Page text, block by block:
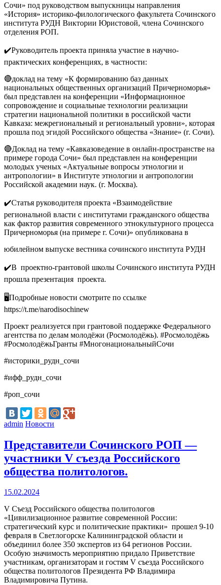
Сочи» под руководством выпускницы направления
«История» историко-филологического факультета Сочинского
института РУДН Виктории Юристовой, члена Сочинского
отделения РОП.
✔️Руководитель проекта приняла участие в научно-
практических конференциях, в частности:
🔴доклад на тему «К формированию баз данных
национальных общественных организаций Причерноморья»
был представлен на конференции «Информационное
сопровождение и социальные технологии реализации
стратегии национальной политики в российской части
Кавказа: межрегиональный и региональный уровни», которая
прошла под эгидой Российского общества «Знание» (г. Сочи).
🔴Доклад на тему «Кавказоведение в онлайн-пространстве на
примере города Сочи» был представлен на конференции
молодых ученых «Актуальные вопросы этнологии и
антропологии» в Институте этнологии и антропологии
Российской академии наук. (г. Москва).
✔️Статья руководителя проекта «Взаимодействие
региональной власти с институтами гражданского общества
как фактор развития современного этнокультурного процесса
Причерноморья (на примере г. Сочи)» опубликована в
юбилейном выпуске вестника сочинского института РУДН
✔️В проектно-грантовой школы Сочинского института РУДН
прошла презентация проекта.
🖥Подробные новости смотрите по ссылке
https://t.me/narodisochinew
Проект реализуется при грантовой поддержке Федерального
агентства по делам молодёжи (Росмолодёжь). #Росмолодёжь
#РосмолодёжьГранты #МногонациональныйСочи
#историки_рудн_сочи
#ифф_рудн_сочи
#роп_сочи
admin Новости
Представители Сочинского РОП —
участники V съезда Российского
общества политологов.
15.02.2024
V Съезд Российского общества политологов
«Цивилизационное развитие современной России:
стратегический курс и политические практики» прошел 9-10
февраля в Светлогорске Калининградской области и
объединил более 350 экспертов из 64 регионов России.
Особую значимость мероприятию придало Приветствие
участникам, организаторам и гостям V съезда Российского
общества политологов Президента РФ Владимира
Владимировича Путина.